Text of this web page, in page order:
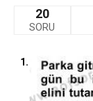
20
SORU
1.